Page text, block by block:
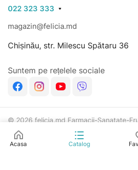
022 323 333
magazin@felicia.md
Chișinău, str. Milescu Spătaru 36
Suntem pe rețelele sociale
© 2026 felicia.md Farmacii-Sanatate-
Confidențialitate
Acasa Catalog